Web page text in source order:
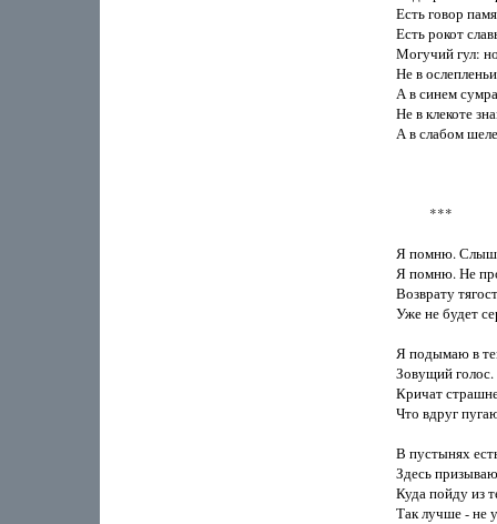
Есть говор
Есть рокот
Могучий гул:
Не в
А в синем
Не в клекоте
А в слабом
          ***
Я помню.
Я помню. Не
Возврату
Уже не будет
Я подымаю в
Зовущий
Кричат
Что вдруг
В пустынях
Здесь
Куда пойду из
Так лучше - не